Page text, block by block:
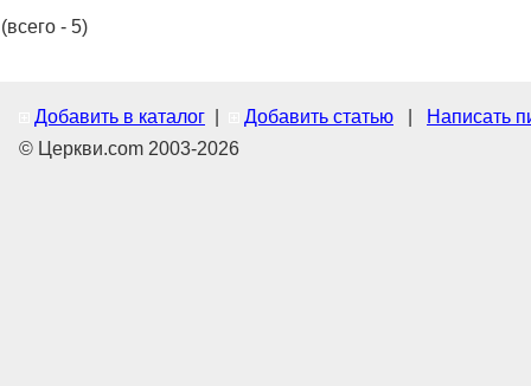
(всего - 5)
Добавить в каталог Добавить статью
Написать
© Церкви.com 2003-2026